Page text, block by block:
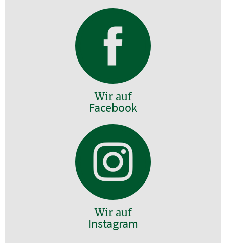
Wir auf
Facebook
Wir auf
Instagram